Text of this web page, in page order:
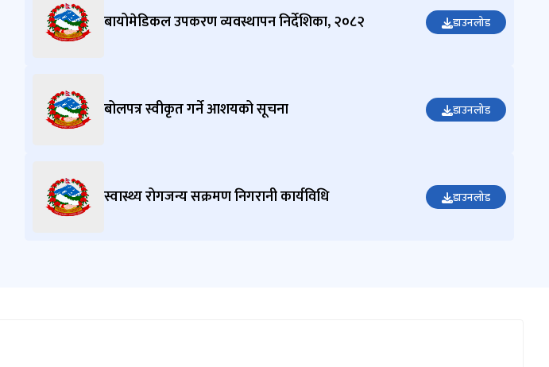
बायोमेडिकल उपकरण व्यवस्थापन निर्देशिका, २०८२ डाउनलोड
बोलपत्र स्वीकृत गर्ने आशयको सूचना डाउनलोड
स्वास्थ्य रोगजन्य सक्रमण निगरानी कार्यविधि डाउनलोड